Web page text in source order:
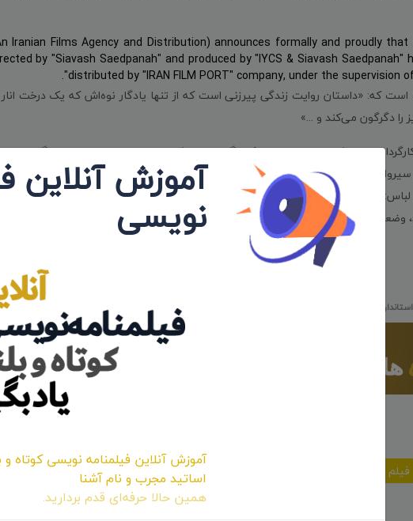
Iranian Films Agency and Distribution) announces formally and proudly
by "Siavash Saedpanah" and produced by "IYCS & Siavash
distributed by "IRAN FILM PORT" company, under the supervision of
است که: «داستان روایت زندگی پیرزنی است که از تنها یادگار نوه‌اش که یک درخت
را دگرگون می‌کند و ...»
سیاوش ساعدپناه، تهیه‌کنندگان: سیاوش ساعدپناه و انجمن سینماگران
کریمی، فیلمبردار: وریا گلزاریان، صدابردار: مبین قادری، صداگذار: حسین
گشین میر احمدی، تدوینگران: توفیق امانی و پرویز رستمی، جلوه‌های ویژه:
وضعیت موسیقی: مهران بدخشان و ذکریا یوسفی و بازیگران: ویدا یونسی و زهرا ملکی
فيلم کوتاه درخت انار Siavash Saedpanah
IYCS سياوش
اشتراک:
آموزش آنلاین
نویسی
آموزش آنلاین فیلمنامه نویسی کوتاه
اساتید مجرب و نام آشنا
همین حالا حرفه‌ای قدم بردارید.